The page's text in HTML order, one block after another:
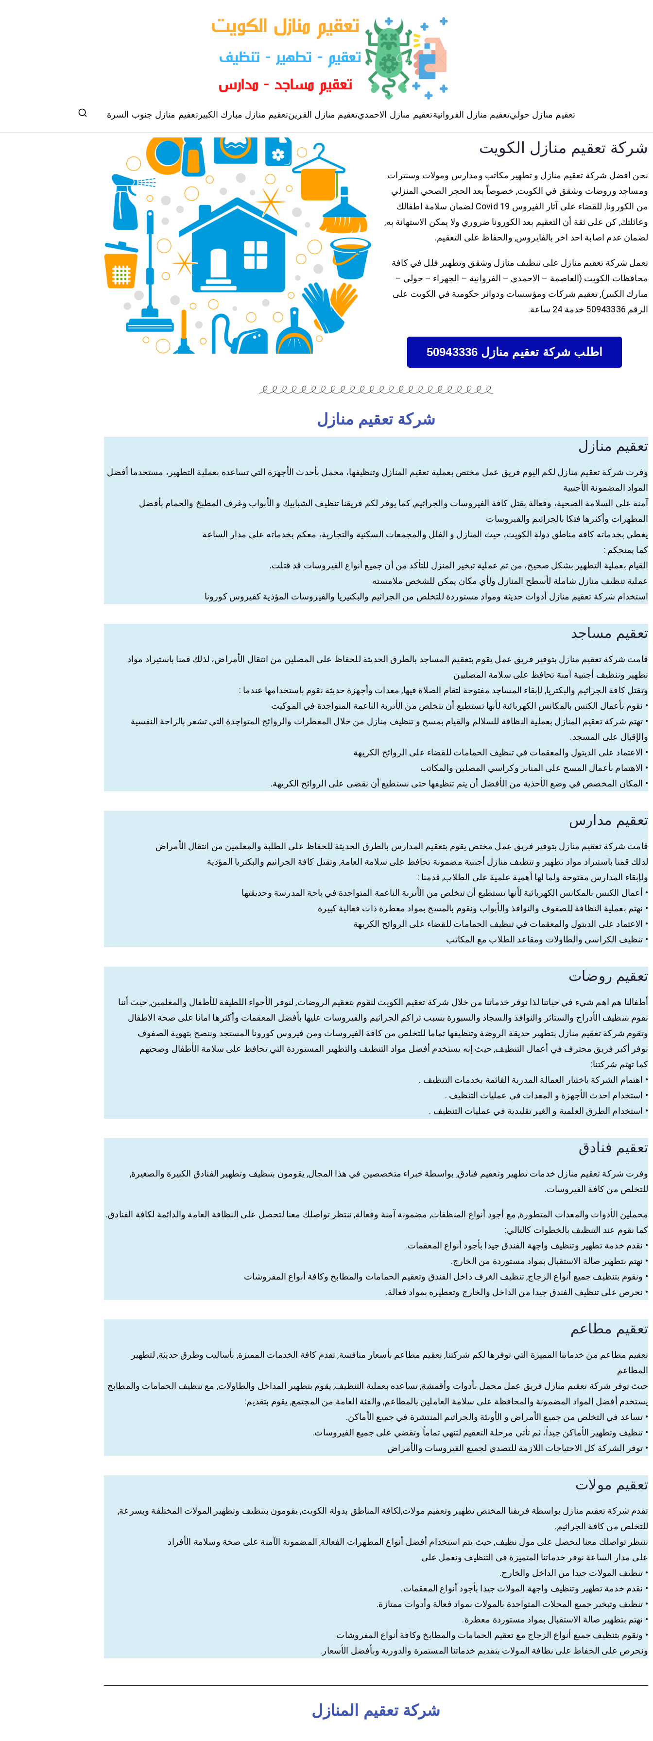
شركة تعقيم
افضل شركة تعقيم منازل بالكويت تعقيم منازل حوليتعقيم منازل الفروانيةتعقيم منازل الاحمديتعقيم منازل القرينتعقيم منازل مبارك الكبيرتعقيم منازل جنوب السرة
شركة تعقيم منازل الكويت
نحن افضل شركة تعقيم منازل و تطهير مكاتب ومدارس ومولات وسنترات
ومساجد وروضات وشقق في الكويت, خصوصاً بعد الحجر الصحي المنزلي
من الكورونا, للقضاء على آثار الفيروس Covid 19 لضمان سلامة اطفالك
وعائلتك, كن على ثقة أن التعقيم بعد الكورونا ضروري ولا يمكن الاستهانة به,
لضمان عدم اصابة احد اخر بالفايروس, والحفاظ على التعقيم.
تعمل شركة تعقيم منازل على تنظيف منازل وشقق وتطهير فلل في كافة
محافظات الكويت (العاصمة – الاحمدي – الفروانية – الجهراء – حولي –
مبارك الكبير), تعقيم شركات ومؤسسات ودوائر حكومية في الكويت على
الرقم 50943336 خدمة 24 ساعة.
اطلب شركة تعقيم منازل 50943336
شركة تعقيم منازل
تعقيم منازل
وفرت شركة تعقيم منازل لكم اليوم فريق عمل مختص بعملية تعقيم المنازل وتنظيفها، محمل بأحدث الأجهزة التي تساعده بعملية التطهير، مستخدما أفضل
المواد المضمونة الأجنبية
آمنة على السلامة الصحية، وفعالة بقتل كافة الفيروسات والجراثيم, كما يوفر لكم فريقنا تنظيف الشبابيك و الأبواب وغرف المطبخ والحمام بأفضل
المطهرات وأكثرها فتكا بالجراثيم والفيروسات
يغطي بخدماته كافة مناطق دولة الكويت، حيث المنازل و الفلل والمجمعات السكنية والتجارية، معكم بخدماته على مدار الساعة
كما يمنحكم :
القيام بعملية التطهير بشكل صحيح، من ثم عملية تبخير المنزل للتأكد من أن جميع أنواع الفيروسات قد قتلت.
عملية تنظيف منازل شاملة لأسطح المنازل ولأي مكان يمكن للشخص ملامسته
استخدام شركة تعقيم منازل أدوات حديثة ومواد مستوردة للتخلص من الجراثيم والبكتيريا والفيروسات المؤذية كفيروس كورونا
تعقيم مساجد
قامت شركة تعقيم منازل بتوفير فريق عمل يقوم بتعقيم المساجد بالطرق الحديثة للحفاظ على المصلين من انتقال الأمراض، لذلك قمنا باستيراد مواد
تطهير وتنظيف أجنبية آمنة تحافظ على سلامة المصليين
وتقتل كافة الجراثيم والبكتريا, لإبقاء المساجد مفتوحة لتقام الصلاة فيها, معدات وأجهزة حديثة نقوم باستخدامها عندما :
• نقوم بأعمال الكنس بالمكانس الكهربائية لأنها تستطيع أن تتخلص من الأتربة الناعمة المتواجدة في الموكيت
• تهتم شركة تعقيم المنازل بعملية النظافة للسلالم والقيام بمسح و تنظيف منازل من خلال المعطرات والروائح المتواجدة التي تشعر بالراحة النفسية
والإقبال على المسجد.
• الاعتماد على الديتول والمعقمات في تنظيف الحمامات للقضاء على الروائح الكريهة
• الاهتمام بأعمال المسح على المنابر وكراسي المصلين والمكاتب
• المكان المخصص في وضع الأحذية من الأفضل أن يتم تنظيفها حتى نستطيع أن نقضى على الروائح الكريهة.
تعقيم مدارس
قامت شركة تعقيم منازل بتوفير فريق عمل مختص يقوم بتعقيم المدارس بالطرق الحديثة للحفاظ على الطلبة والمعلمين من انتقال الأمراض
لذلك قمنا باستيراد مواد تطهير و تنظيف منازل أجنبية مضمونة تحافظ على سلامة العامة, وتقتل كافة الجراثيم والبكتريا المؤذية
ولإبقاء المدارس مفتوحة ولما لها أهمية علمية على الطلاب, قدمنا :
• أعمال الكنس بالمكانس الكهربائية لأنها تستطيع أن تتخلص من الأتربة الناعمة المتواجدة في باحة المدرسة وحديقتها
• نهتم بعملية النظافة للصفوف والنوافذ والأبواب ونقوم بالمسح بمواد معطرة ذات فعالية كبيرة
• الاعتماد على الديتول والمعقمات في تنظيف الحمامات للقضاء على الروائح الكريهة
• تنظيف الكراسي والطاولات ومقاعد الطلاب مع المكاتب
تعقيم روضات
أطفالنا هم اهم شيء في حياتنا لذا نوفر خدماتنا من خلال شركة تعقيم الكويت لنقوم بتعقيم الروضات, لنوفر الأجواء اللطيفة للأطفال والمعلمين, حيث أننا
نقوم بتنظيف الأدراج والستائر والنوافذ والسجاد والسبورة بسبب تراكم الجراثيم والفيروسات عليها بأفضل المعقمات وأكثرها امانا على صحة الاطفال
وتقوم شركة تعقيم منازل بتطهير حديقة الروضة وتنظيفها تماما للتخلص من كافة الفيروسات ومن فيروس كورونا المستجد وننصح بتهوية الصفوف
نوفر أكبر فريق محترف في أعمال التنظيف, حيث إنه يستخدم أفضل مواد التنظيف والتطهير المستوردة التي تحافظ على سلامة الأطفال وصحتهم
كما تهتم شركتنا:
• اهتمام الشركة باختيار العمالة المدربة القائمة بخدمات التنظيف .
• استخدام احدث الأجهزة و المعدات في عمليات التنظيف .
• استخدام الطرق العلمية و الغير تقليدية في عمليات التنظيف .
تعقيم فنادق
وفرت شركة تعقيم منازل خدمات تطهير وتعقيم فنادق, بواسطة خبراء متخصصين في هذا المجال, يقومون بتنظيف وتطهير الفنادق الكبيرة والصغيرة,
للتخلص من كافة الفيروسات.
محملين الأدوات والمعدات المتطورة, مع أجود أنواع المنظفات, مضمونة آمنة وفعالة, ننتظر تواصلك معنا لتحصل على النظافة العامة والدائمة لكافة الفنادق.
كما نقوم عند التنظيف بالخطوات كالتالي:
• نقدم خدمة تطهير وتنظيف واجهة الفندق جيدا بأجود أنواع المعقمات.
• نهتم بتطهير صالة الاستقبال بمواد مستوردة من الخارج.
• ونقوم بتنظيف جميع أنواع الزجاج, تنظيف الغرف داخل الفندق وتعقيم الحمامات والمطابخ وكافة أنواع المفروشات
• نحرص على تنظيف الفندق جيدا من الداخل والخارج وتعطيره بمواد فعالة.
تعقيم مطاعم
تعقيم مطاعم من خدماتنا المميزة التي توفرها لكم شركتنا, تعقيم مطاعم بأسعار منافسة, تقدم كافة الخدمات المميزة, بأساليب وطرق حديثة, لتطهير
المطاعم
حيث توفر شركة تعقيم منازل فريق عمل محمل بأدوات وأقمشة, تساعده بعملية التنظيف, يقوم بتطهير المداخل والطاولات, مع تنظيف الحمامات والمطابخ
يستخدم أفضل المواد المضمونة والمحافظة على سلامة العاملين بالمطاعم, والفئة العامة من المجتمع, يقوم بتقديم:
• تساعد في التخلص من جميع الأمراض و الأوبئة والجراثيم المنتشرة في جميع الأماكن.
• تنظيف وتطهير الأماكن جيداً، ثم تأتي مرحلة التعقيم لتنهي تماماً وتقضي على جميع الفيروسات.
• توفر الشركة كل الاحتياجات اللازمة للتصدي لجميع الفيروسات والأمراض
تعقيم مولات
تقدم شركة تعقيم منازل بواسطة فريقنا المختص تطهير وتعقيم مولات,لكافة المناطق بدولة الكويت, يقومون بتنظيف وتطهير المولات المختلفة وبسرعة,
للتخلص من كافة الجراثيم.
ننتظر تواصلك معنا لتحصل على مول نظيف, حيث يتم استخدام أفضل أنواع المطهرات الفعالة, المضمونة الآمنة على صحة وسلامة الأفراد
على مدار الساعة نوفر خدماتنا المتميزة في التنظيف ونعمل على
• تنظيف المولات جيدا من الداخل والخارج.
• نقدم خدمة تطهير وتنظيف واجهة المولات جيدا بأجود أنواع المعقمات.
• تنظيف وتبخير جميع المحلات المتواجدة بالمولات بمواد فعالة وأدوات ممتازة.
• نهتم بتطهير صالة الاستقبال بمواد مستوردة معطرة.
• ونقوم بتنظيف جميع أنواع الزجاج مع تعقيم الحمامات والمطابخ وكافة أنواع المفروشات
ونحرص على الحفاظ على نظافة المولات بتقديم خدماتنا المستمرة والدورية وبأفضل الأسعار.
شركة تعقيم المنازل